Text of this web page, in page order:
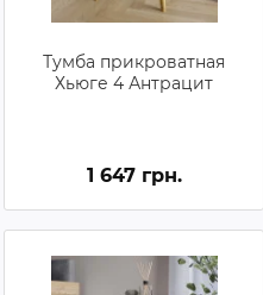
Тумба прикроватная
Хьюге 4 Антрацит
1 647 грн.